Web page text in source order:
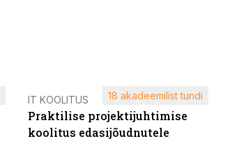
IT KOOLITUS
Praktilise projektijuhtimise
koolitus edasijõudnutele
18 akadeemilist tundi